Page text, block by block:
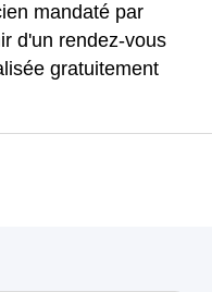
mandaté par
d'un rendez-vous
gratuitement